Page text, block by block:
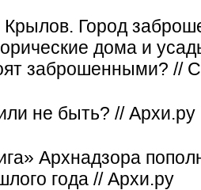
Крылов. Город
дома и
заброшенными? //
не быть? // Архи.ру
Архнадзора
года // Архи.ру